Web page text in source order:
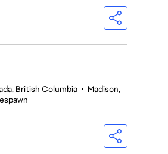
British Columbia • Madison,